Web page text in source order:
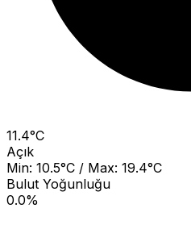
11.4°C
Açık
Min: 10.5°C / Max: 19.4°C
Bulut Yoğunluğu
0.0%